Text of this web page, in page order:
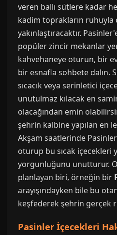
veren ballı sütlere kadar
kadim toprakların ruhuyla
yakınlaştıracaktır.
popüler zincir mekanlar
kahvehaneye oturun, bir
bir esnafla sohbete dalın.
sıcacık veya serinletici
unutulmaz kılacak en
olacağından emin
şehrin kalbine yapılan en
Akşam saatlerinde
oturup bu sıcak içecekleri
yorgunluğunu unutturur.
planlayan biri, örneğin bir
arayışındayken bile bu
keşfederek şehrin gerçek
Pasinler İçecekleri